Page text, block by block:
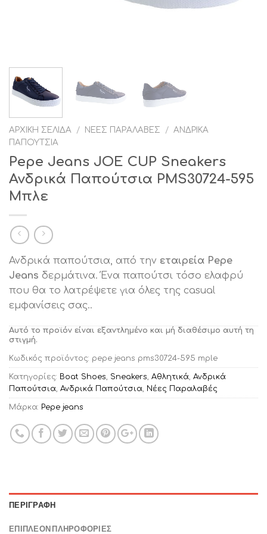
ΑΡΧΙΚΉ ΣΕΛΊΔΑ / ΝΈΕΣ ΠΑΡΑΛΑΒΈΣ / ΑΝΔΡΙΚΆ
ΠΑΠΟΎΤΣΙΑ
Pepe Jeans JOE CUP Sneakers
Ανδρικά Παπούτσια PMS30724-595
Μπλε
Ανδρικά παπούτσια, από την εταιρεία Pepe
Jeans δερμάτινα. Ένα παπούτσι τόσο ελαφρύ
που θα το λατρέψετε για όλες της casual
εμφανίσεις σας..
Αυτό το προϊόν είναι εξαντλημένο και μή διαθέσιμο αυτή τη
στιγμή.
Κωδικός προϊόντος: pepe jeans pms30724-595 mple
Κατηγορίες: Boat Shoes, Sneakers, Αθλητικά, Ανδρικά
Παπούτσια, Ανδρικά Παπούτσια, Νέες Παραλαβές
Μάρκα: Pepe jeans
ΠΕΡΙΓΡΑΦΉ
ΕΠΙΠΛΈΟΝ ΠΛΗΡΟΦΟΡΊΕΣ